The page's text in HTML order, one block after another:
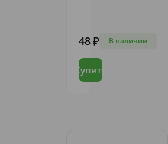
48 В наличии
Купить